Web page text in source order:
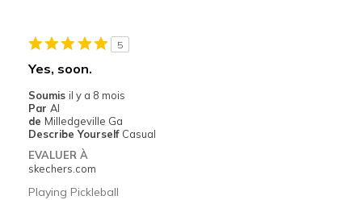
Going Out
Special Occasions
Travel
5
Yes, soon.
Soumis il y a 8 mois
Par Al
de Milledgeville Ga
Describe Yourself Casual
EVALUER À
skechers.com
Playing Pickleball